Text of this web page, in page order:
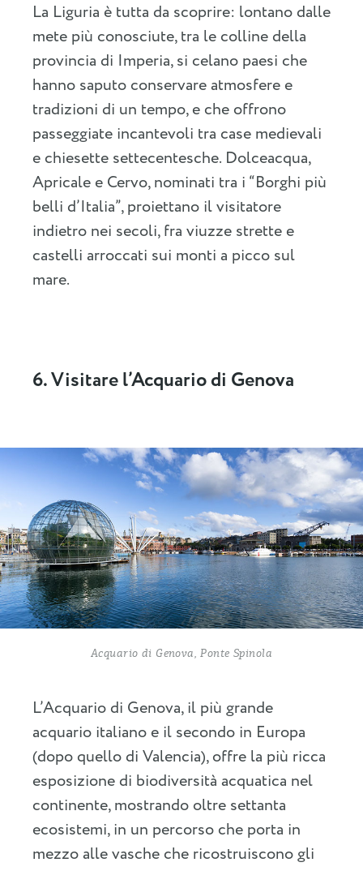
La Liguria è tutta da scoprire: lontano dalle
mete più conosciute, tra le colline della
provincia di Imperia, si celano paesi che
hanno saputo conservare atmosfere e
tradizioni di un tempo, e che offrono
passeggiate incantevoli tra case medievali
e chiesette settecentesche. Dolceacqua,
Apricale e Cervo, nominati tra i “Borghi più
belli d’Italia”, proiettano il visitatore
indietro nei secoli, fra viuzze strette e
castelli arroccati sui monti a picco sul
mare.
6. Visitare l’Acquario di Genova
Acquario di Genova, Ponte Spinola
L’Acquario di Genova, il più grande
acquario italiano e il secondo in Europa
(dopo quello di Valencia), offre la più ricca
esposizione di biodiversità acquatica nel
continente, mostrando oltre settanta
ecosistemi, in un percorso che porta in
mezzo alle vasche che ricostruiscono gli